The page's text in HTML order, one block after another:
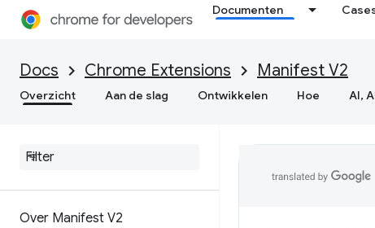
Documenten
Docs Chrome Extensions Manifest V2
Overzicht Aan de slag Ontwikkelen Hoe AI,
Over Manifest V2